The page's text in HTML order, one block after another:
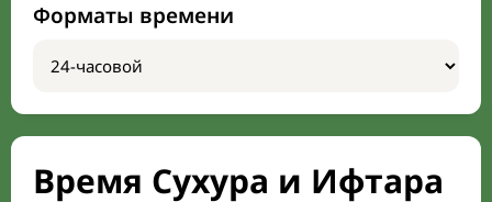
Форматы времени
Время Сухура и Ифтара